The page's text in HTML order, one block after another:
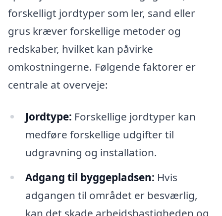
forskelligt jordtyper som ler, sand eller
grus kræver forskellige metoder og
redskaber, hvilket kan påvirke
omkostningerne. Følgende faktorer er
centrale at overveje:
Jordtype: Forskellige jordtyper kan
medføre forskellige udgifter til
udgravning og installation.
Adgang til byggepladsen: Hvis
adgangen til området er besværlig,
kan det skade arbejdshastigheden og